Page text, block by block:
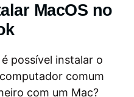
MacOS no
possível instalar o
comum
com um Mac?